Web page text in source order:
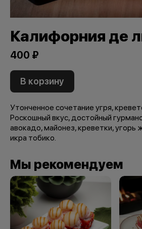
Калифорния де
400 ₽
В корзину
Утонченное сочетание угря,
Роскошный вкус, достойный
авокадо, майонез, креветки, угорь
икра тобико.
Мы рекомендуем